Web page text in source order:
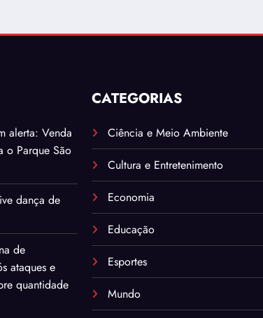
alerta: Venda
o Parque São
dança de
de
ataques e
quantidade
CATEGORIAS
Ciência e Meio Ambiente
Cultura e Entretenimento
Economia
Educação
Esportes
Mundo